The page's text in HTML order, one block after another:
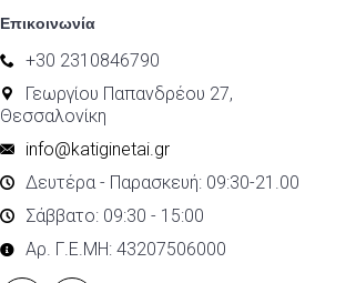
Επικοινωνία
+30 2310846790
Γεωργίου Παπανδρέου 27,
Θεσσαλονίκη
info@katiginetai.gr
Δευτέρα - Παρασκευή: 09:30-21.00
Σάββατο: 09:30 - 15:00
Αρ. Γ.Ε.ΜΗ: 43207506000